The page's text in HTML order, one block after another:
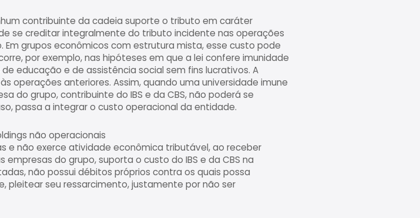
contribuinte da cadeia suporte o tributo em caráter
se creditar integralmente do tributo incidente nas operações
grupos econômicos com estrutura mista, esse custo pode
por exemplo, nas hipóteses em que a lei confere imunidade
educação e de assistência social sem fins lucrativos. A
operações anteriores. Assim, quando uma universidade imune
do grupo, contribuinte do IBS e da CBS, não poderá se
passa a integrar o custo operacional da entidade.
não operacionais
e não exerce atividade econômica tributável, ao receber
do grupo, suporta o custo do IBS e da CBS na
não possui débitos próprios contra os quais possa
pleitear seu ressarcimento, justamente por não ser